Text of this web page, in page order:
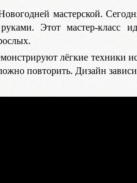
мастерской.
Этот мастер-класс
лёгкие техники
повторить. Дизайн